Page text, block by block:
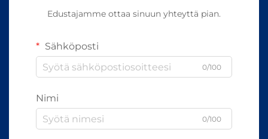
Edustajamme ottaa sinuun yhteyttä pian.
Sähköposti
0/100
Nimi
0/100